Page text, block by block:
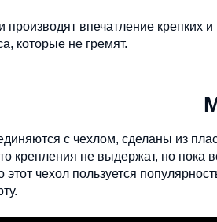
производят впечатление
которые не гремят.
с чехлом, сделаны из
крепления не выдержат, но пока
этот чехол пользуется